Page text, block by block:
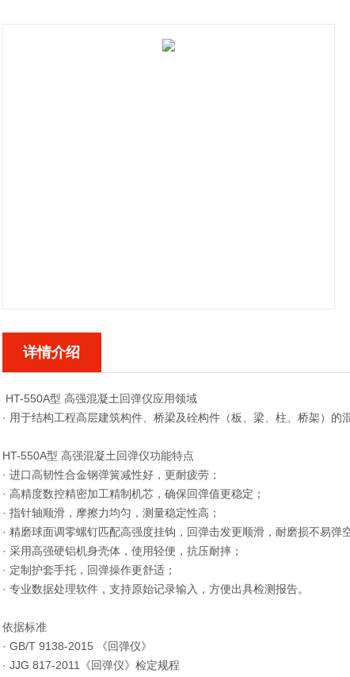
详情介绍
HT-550A型 高强混凝土回弹仪应用领域
· 用于结构工程高层建筑构件、桥梁及硂构件（板、梁、柱、桥架）的
HT-550A型 高强混凝土回弹仪功能特点
· 进口高韧性合金钢弹簧减性好，更耐疲劳；
· 高精度数控精密加工精制机芯，确保回弹值更稳定；
· 指针轴顺滑，摩擦力均匀，测量稳定性高；
· 精磨球面调零螺钉匹配高强度挂钩，回弹击发更顺滑，耐磨损不易弹
· 采用高强硬铝机身壳体，使用轻便，抗压耐摔；
· 定制护套手托，回弹操作更舒适；
· 专业数据处理软件，支持原始记录输入，方便出具检测报告。
依据标准
· GB/T 9138-2015 《回弹仪》
· JJG 817-2011《回弹仪》检定规程